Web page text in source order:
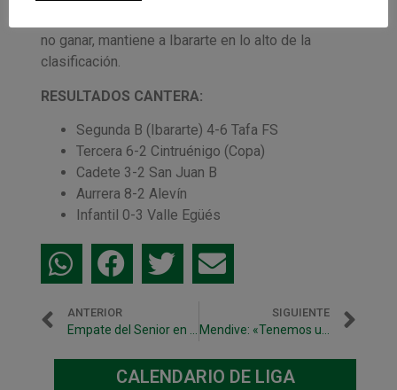
no ganar, mantiene a Ibararte en lo alto de la
clasificación.
RESULTADOS CANTERA:
Segunda B (Ibararte) 4-6 Tafa FS
Tercera 6-2 Cintruénigo (Copa)
Cadete 3-2 San Juan B
Aurrera 8-2 Alevín
Infantil 0-3 Valle Egüés
ANTERIOR SIGUIENTE
CALENDARIO DE LIGA